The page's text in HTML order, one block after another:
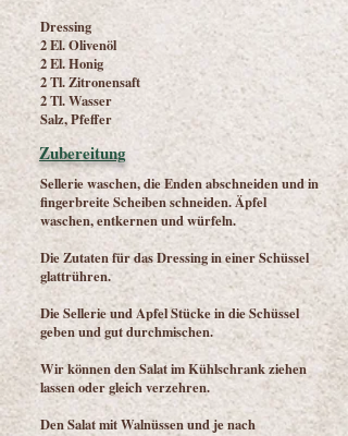
Dressing
2 El. Olivenöl
2 El. Honig
2 Tl. Zitronensaft
2 Tl. Wasser
Salz, Pfeffer
Zubereitung
Sellerie waschen, die Enden abschneiden und in
fingerbreite Scheiben schneiden. Äpfel
waschen, entkernen und würfeln.
Die Zutaten für das Dressing in einer Schüssel
glattrühren.
Die Sellerie und Apfel Stücke in die Schüssel
geben und gut durchmischen.
Wir können den Salat im Kühlschrank ziehen
lassen oder gleich verzehren.
Den Salat mit Walnüssen und je nach